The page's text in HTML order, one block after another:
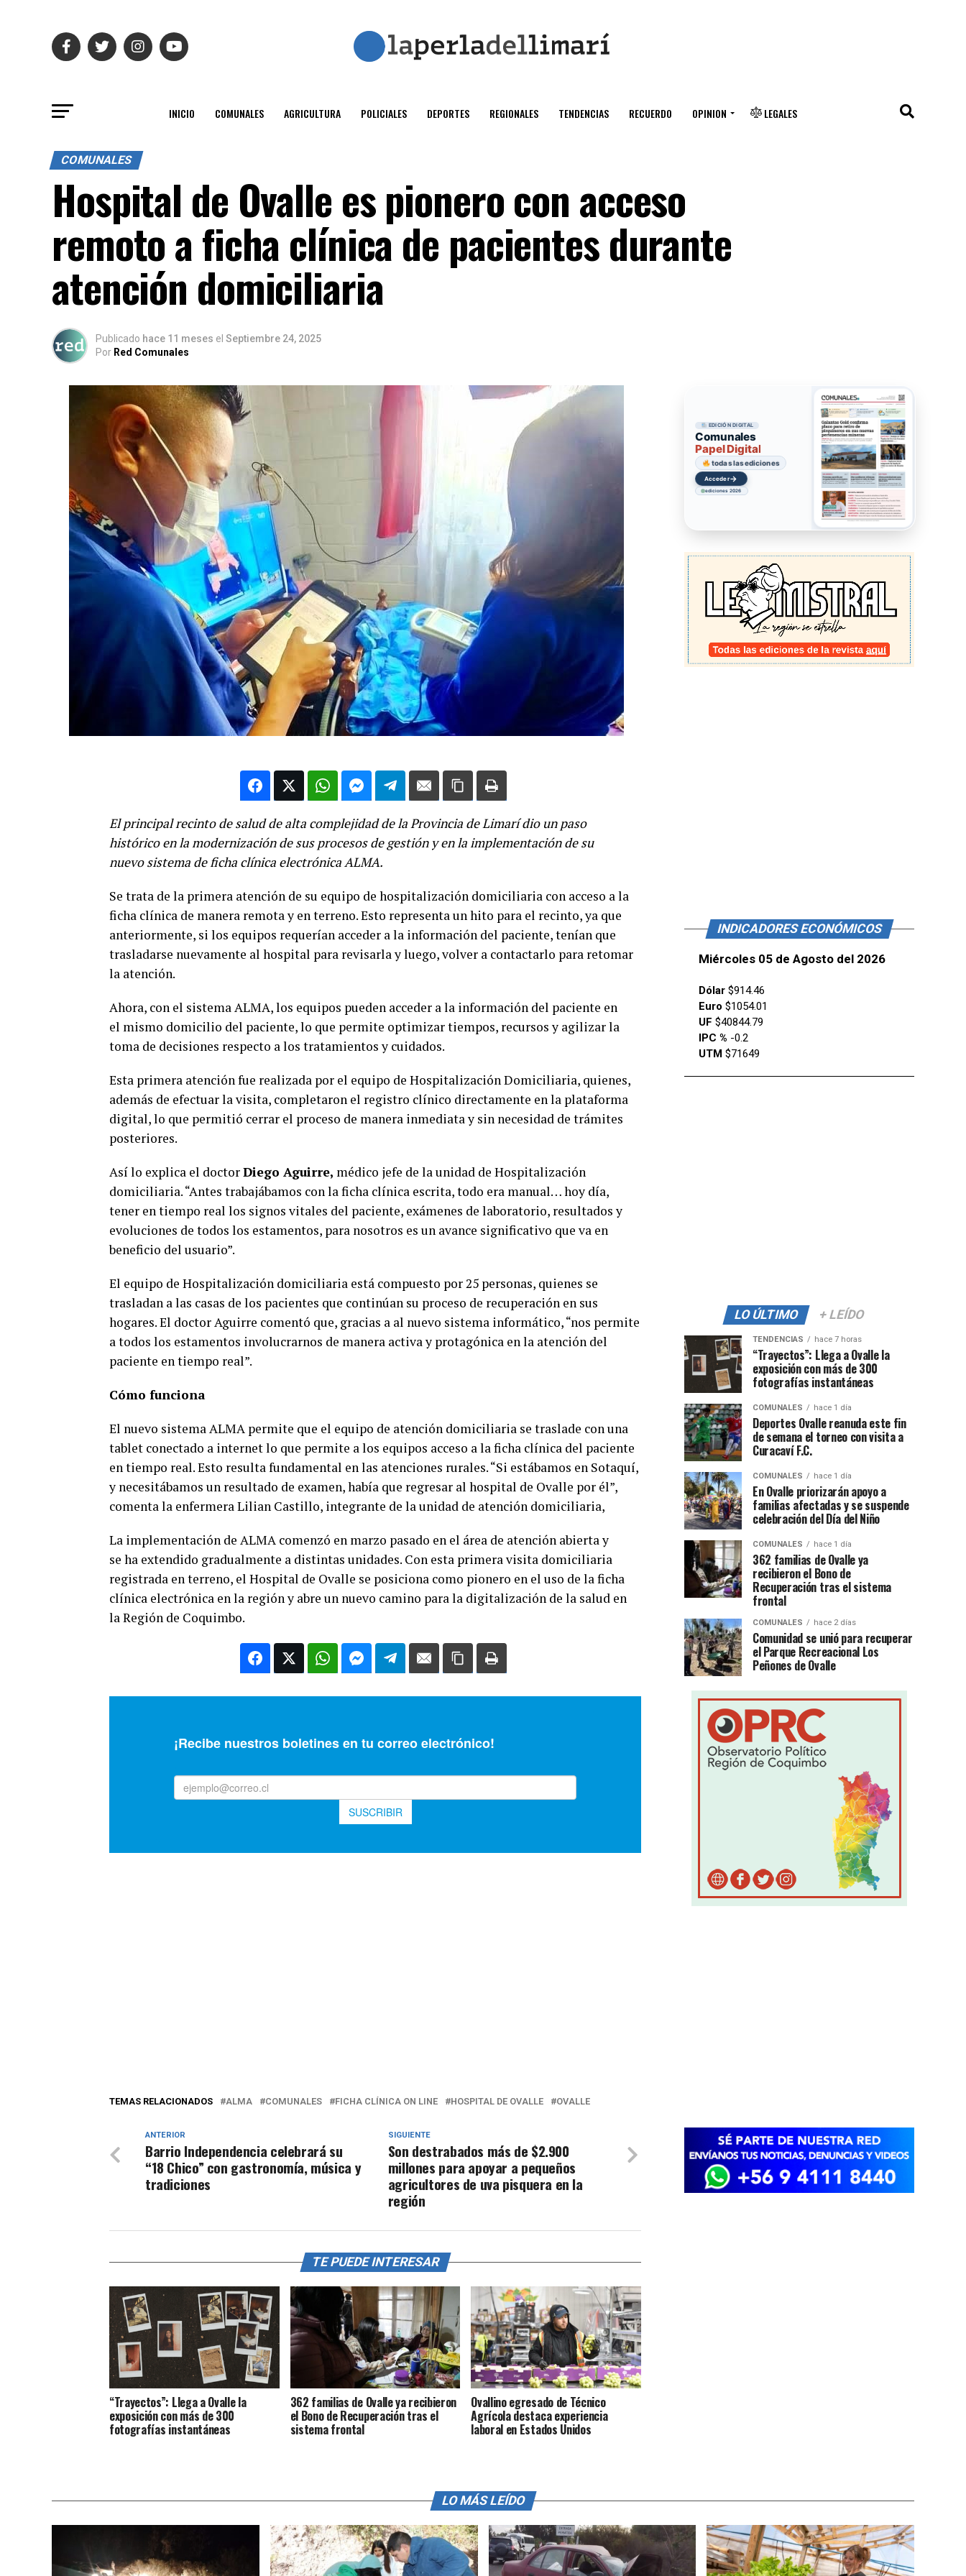
INICIO COMUNALES AGRICULTURA POLICIALES DEPORTES REGIONALES TENDENCIAS RECUERDO OPINION LEGALES
COMUNALES
Hospital de Ovalle es pionero con acceso
remoto a ficha clínica de pacientes durante
atención domiciliaria
Publicado hace 11 meses el Septiembre 24, 2025
Por Red Comunales
El principal recinto de salud de alta complejidad de la Provincia de Limarí dio un paso
histórico en la modernización de sus procesos de gestión y en la implementación de su
nuevo sistema de ficha clínica electrónica ALMA.
Se trata de la primera atención de su equipo de hospitalización domiciliaria con acceso a la
ficha clínica de manera remota y en terreno. Esto representa un hito para el recinto, ya que
anteriormente, si los equipos requerían acceder a la información del paciente, tenían que
trasladarse nuevamente al hospital para revisarla y luego, volver a contactarlo para retomar
la atención.
Ahora, con el sistema ALMA, los equipos pueden acceder a la información del paciente en
el mismo domicilio del paciente, lo que permite optimizar tiempos, recursos y agilizar la
toma de decisiones respecto a los tratamientos y cuidados.
Esta primera atención fue realizada por el equipo de Hospitalización Domiciliaria, quienes,
además de efectuar la visita, completaron el registro clínico directamente en la plataforma
digital, lo que permitió cerrar el proceso de manera inmediata y sin necesidad de trámites
posteriores.
Así lo explica el doctorDiego Aguirre, médico jefe de la unidad de Hospitalización
domiciliaria. “Antes trabajábamos con la ficha clínica escrita, todo era manual… hoy día,
tener en tiempo real los signos vitales del paciente, exámenes de laboratorio, resultados y
evoluciones de todos los estamentos, para nosotros es un avance significativo que va en
beneficio del usuario”.
El equipo de Hospitalización domiciliaria está compuesto por 25 personas, quienes se
trasladan a las casas de los pacientes que continúan su proceso de recuperación en sus
hogares. El doctor Aguirre comentó que, gracias a al nuevo sistema informático, “nos permite
a todos los estamentos involucrarnos de manera activa y protagónica en la atención del
paciente en tiempo real”.
Cómo funciona
El nuevo sistema ALMA permite que el equipo de atención domiciliaria se traslade con una
tablet conectado a internet lo que permite a los equipos acceso a la ficha clínica del paciente
en tiempo real. Esto resulta fundamental en las atenciones rurales. “Si estábamos en Sotaquí,
y necesitábamos un resultado de examen, había que regresar al hospital de Ovalle por él”,
comenta la enfermera Lilian Castillo, integrante de la unidad de atención domiciliaria,
La implementación de ALMA comenzó en marzo pasado en el área de atención abierta y
se ha extendido gradualmente a distintas unidades. Con esta primera visita domiciliaria
registrada en terreno, el Hospital de Ovalle se posiciona como pionero en el uso de la ficha
clínica electrónica en la región y abre un nuevo camino para la digitalización de la salud en
la Región de Coquimbo.
TEMAS RELACIONADOS ALMA COMUNALES FICHA CLÍNICA ON LINE HOSPITAL DE OVALLE OVALLE
SIGUIENTE
Son destrabados más de $2.900
millones para apoyar a pequeños
agricultores de uva pisquera en la
región
ANTERIOR
Barrio Independencia celebrará su
“18 Chico” con gastronomía, música y
tradiciones
TE PUEDE INTERESAR
“Trayectos”: Llega a Ovalle la
exposición con más de 300
fotografías instantáneas
362 familias de Ovalle ya recibieron
el Bono de Recuperación tras el
sistema frontal
Ovallino egresado de Técnico
Agrícola destaca experiencia
laboral en Estados Unidos
EDICIÓN DIGITAL
Comunales
Papel Digital
todas las ediciones
Acceder→
ediciones 2026
INDICADORES ECONÓMICOS
Miércoles 05 de Agosto del 2026
Dólar $914.46
Euro $1054.01
UF $40844.79
IPC % -0.2
UTM $71649
LO ÚLTIMO + LEÍDO
TENDENCIAS hace 7 horas
“Trayectos”: Llega a Ovalle la
exposición con más de 300
fotografías instantáneas
COMUNALES hace 1 día
Deportes Ovalle reanuda este fin
de semana el torneo con visita a
Curacaví F.C.
COMUNALES hace 1 día
En Ovalle priorizarán apoyo a
familias afectadas y se suspende
celebración del Día del Niño
COMUNALES hace 1 día
362 familias de Ovalle ya
recibieron el Bono de
Recuperación tras el sistema
frontal
COMUNALES hace 2 días
Comunidad se unió para recuperar
el Parque Recreacional Los
Peñones de Ovalle
LO MÁS LEÍDO